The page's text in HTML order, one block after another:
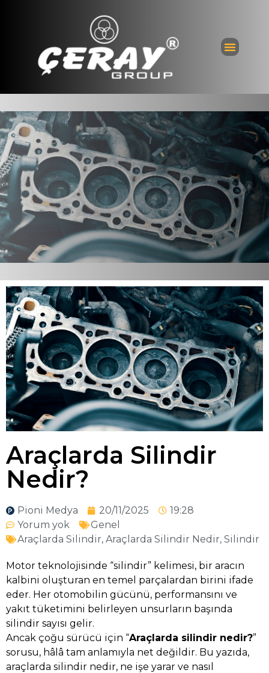
Araçlarda Silindir
Nedir?
Pioni Medya 20/11/2025
19:28
Yorum yok
Genel
Araçlarda Silindir, Araçlarda Silindir Nedir, Silindir
Motor teknolojisinde “silindir” kelimesi, bir aracın
kalbini oluşturan en temel parçalardan birini ifade
eder. Her otomobilin gücünü, performansını ve
yakıt tüketimini belirleyen unsurların başında
silindir sayısı gelir.
Ancak çoğu sürücü için “Araçlarda silindir nedir?”
sorusu, hâlâ tam anlamıyla net değildir. Bu yazıda,
araçlarda silindir nedir, ne işe yarar ve nasıl